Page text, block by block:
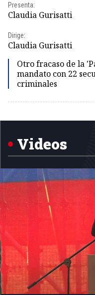
Presenta:
Claudia Gurisatti
Dirige:
Claudia Gurisatti
Otro fracaso de la
mandato con 22
criminales
1
Videos